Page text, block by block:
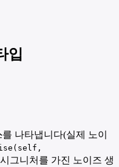
입
를 나타냅니다(실제 노이
시그니처를 가진 노이즈 생